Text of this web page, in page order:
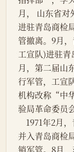
月， 山东省
进驻青岛商检
管撤离。9月
工宣队)进驻青
月，第二届山
行军管，工宣
机构改称“中
验局革命委员
并入青岛商检